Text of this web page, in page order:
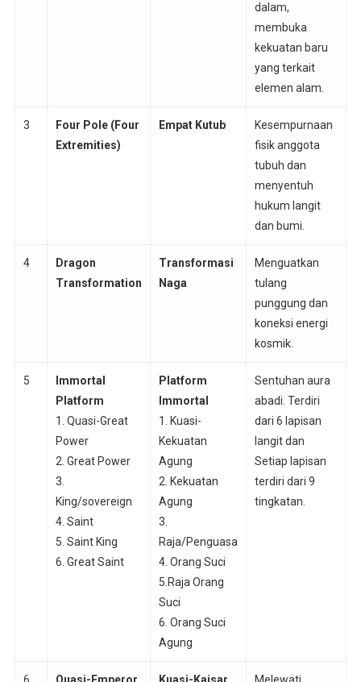
dalam,
membuka
kekuatan baru
yang terkait
elemen alam.
3
Four Pole (Four
Extremities)
Empat Kutub
Kesempurnaan
fisik anggota
tubuh dan
menyentuh
hukum langit
dan bumi.
4
Dragon
Transformation
Transformasi
Naga
Menguatkan
tulang
punggung dan
koneksi energi
kosmik.
5
Immortal
Platform
1. Quasi-Great
Power
2. Great Power
3.
King/sovereign
4. Saint
5. Saint King
6. Great Saint
Platform
Immortal
1. Kuasi-
Kekuatan
Agung
2. Kekuatan
Agung
3.
Raja/Penguasa
4. Orang Suci
5.Raja Orang
Suci
6. Orang Suci
Agung
Sentuhan aura
abadi. Terdiri
dari 6 lapisan
langit dan
Setiap lapisan
terdiri dari 9
tingkatan.